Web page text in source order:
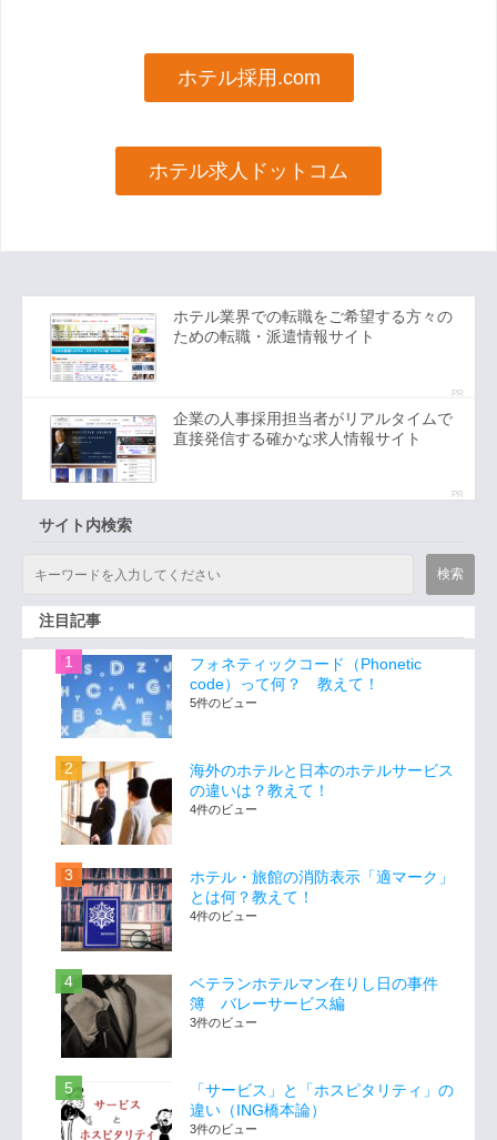
ホテル採用.com
ホテル求人ドットコム
PR
ホテル業界での転職をご希望する方々の
ための転職・派遣情報サイト
PR
企業の人事採用担当者がリアルタイムで
直接発信する確かな求人情報サイト
サイト内検索
注目記事
フォネティックコード（Phonetic
code）って何？ 教えて！
5件のビュー
海外のホテルと日本のホテルサービス
の違いは？教えて！
4件のビュー
ホテル・旅館の消防表示「適マーク」
とは何？教えて！
4件のビュー
ベテランホテルマン在りし日の事件
簿 バレーサービス編
3件のビュー
「サービス」と「ホスピタリティ」の
違い（ING橋本論）
3件のビュー